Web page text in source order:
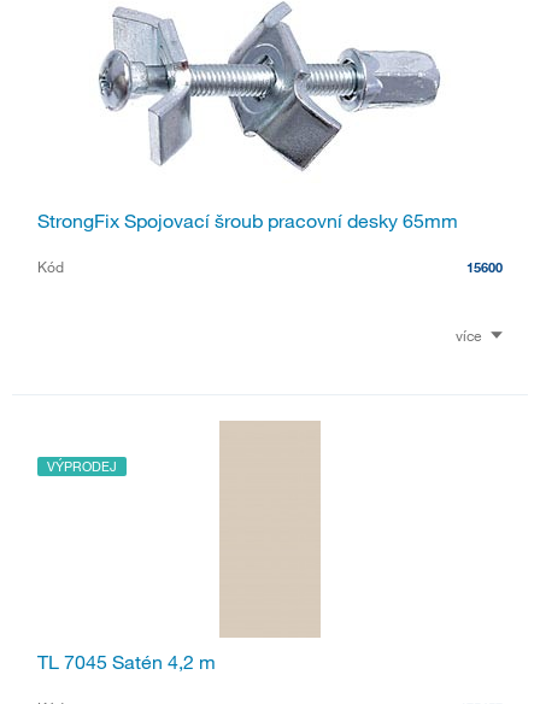
StrongFix Spojovací šroub pracovní desky 65mm
Kód 15600
více
VÝPRODEJ
TL 7045 Satén 4,2 m